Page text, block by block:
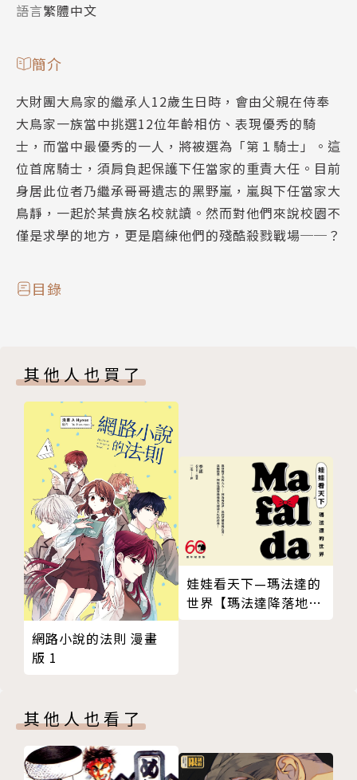
語言繁體中文
簡介
大財團大鳥家的繼承人12歲生日時，會由父親在侍奉
大鳥家一族當中挑選12位年齡相仿、表現優秀的騎
士，而當中最優秀的一人，將被選為「第１騎士」。這
位首席騎士，須肩負起保護下任當家的重責大任。目前
身居此位者乃繼承哥哥遺志的黑野嵐，嵐與下任當家大
鳥靜，一起於某貴族名校就讀。然而對他們來說校園不
僅是求學的地方，更是磨練他們的殘酷殺戮戰場──？
目錄
其他人也買了
網路小說的法則 漫畫
版 1
娃娃看天下—瑪法達的
世界【瑪法達降落地球
其他人也看了